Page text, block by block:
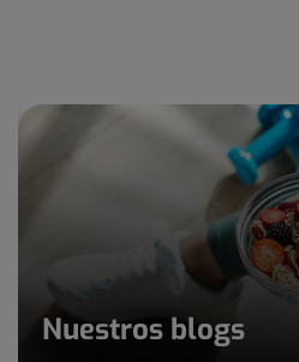
Nuestros blogs